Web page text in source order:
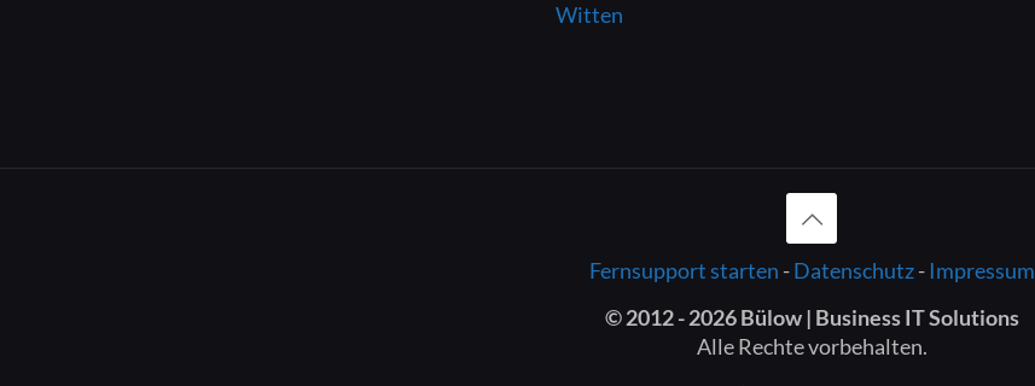
Witten
Fernsupport starten -Datenschutz- Impressum
© 2012 -2026 Bülow | Business IT Solutions
Alle Rechte vorbehalten.